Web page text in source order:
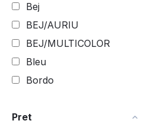
Bej
BEJ/AURIU
BEJ/MULTICOLOR
Bleu
Bordo
Champagne
Pret